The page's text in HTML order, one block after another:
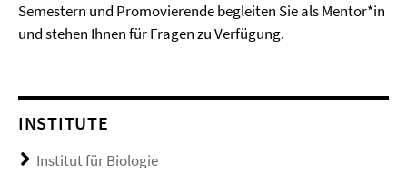
Semestern und Promovierende begleiten Sie als Mentor*in
und stehen Ihnen für Fragen zu Verfügung.
INSTITUTE
Institut für Biologie